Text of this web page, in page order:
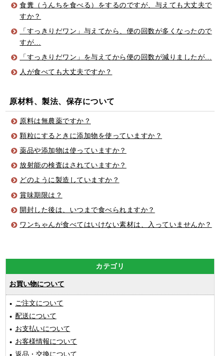
食糞（うんちを食べる）をするのですが、与えても大丈夫で
すか？
「すっきりだワン」与えてから、便の回数が多くなったので
すが…
「すっきりだワン」を与えてから便の回数が減りましたが…
人が食べても大丈夫ですか？
原材料、製法、保存について
原料は無農薬ですか？
顆粒にするときに添加物を使っていますか？
薬品や添加物は使っていますか？
放射能の検査はされていますか？
どのように製造していますか？
賞味期限は？
開封した後は、いつまで食べられますか？
ワンちゃんが食べてはいけない素材は、入っていませんか？
カテゴリ
お買い物について
ご注文について
配送について
お支払いについて
お客様情報について
返品・交換について